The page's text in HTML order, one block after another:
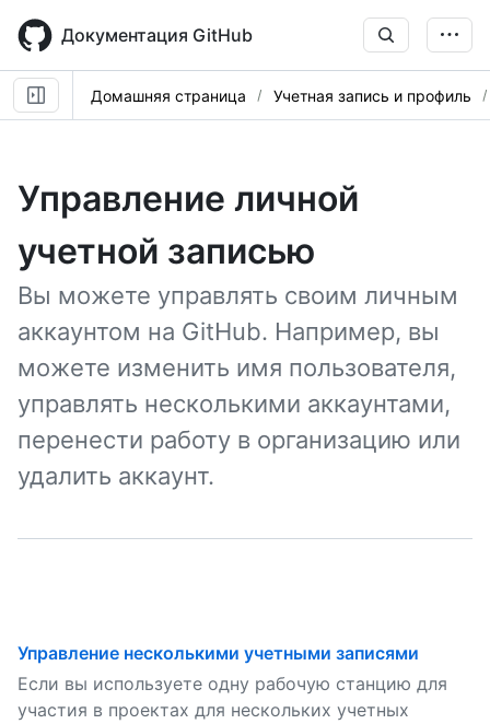
main
content
Документация GitHub
Домашняя страница Учетная запись и профиль
Управление личной
учетной записью
Вы можете управлять своим личным
аккаунтом на GitHub. Например, вы
можете изменить имя пользователя,
управлять несколькими аккаунтами,
перенести работу в организацию или
удалить аккаунт.
Управление несколькими учетными записями
Если вы используете одну рабочую станцию для
участия в проектах для нескольких учетных